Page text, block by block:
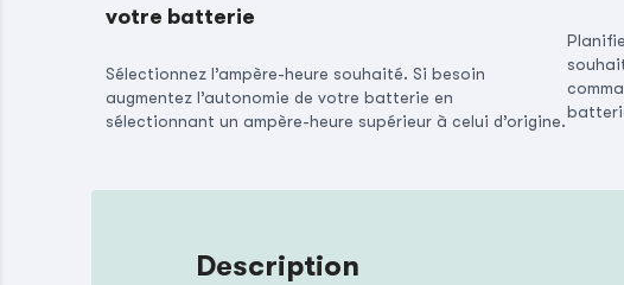
votre batterie
Sélectionnez l’ampère-heure souhaité. Si besoin
augmentez l’autonomie de votre batterie en
sélectionnant un ampère-heure supérieur à celui d’origine.
Description